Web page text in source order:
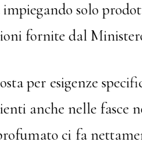
solo
fornite dal
per esigenze
anche nelle fasce
ci fa